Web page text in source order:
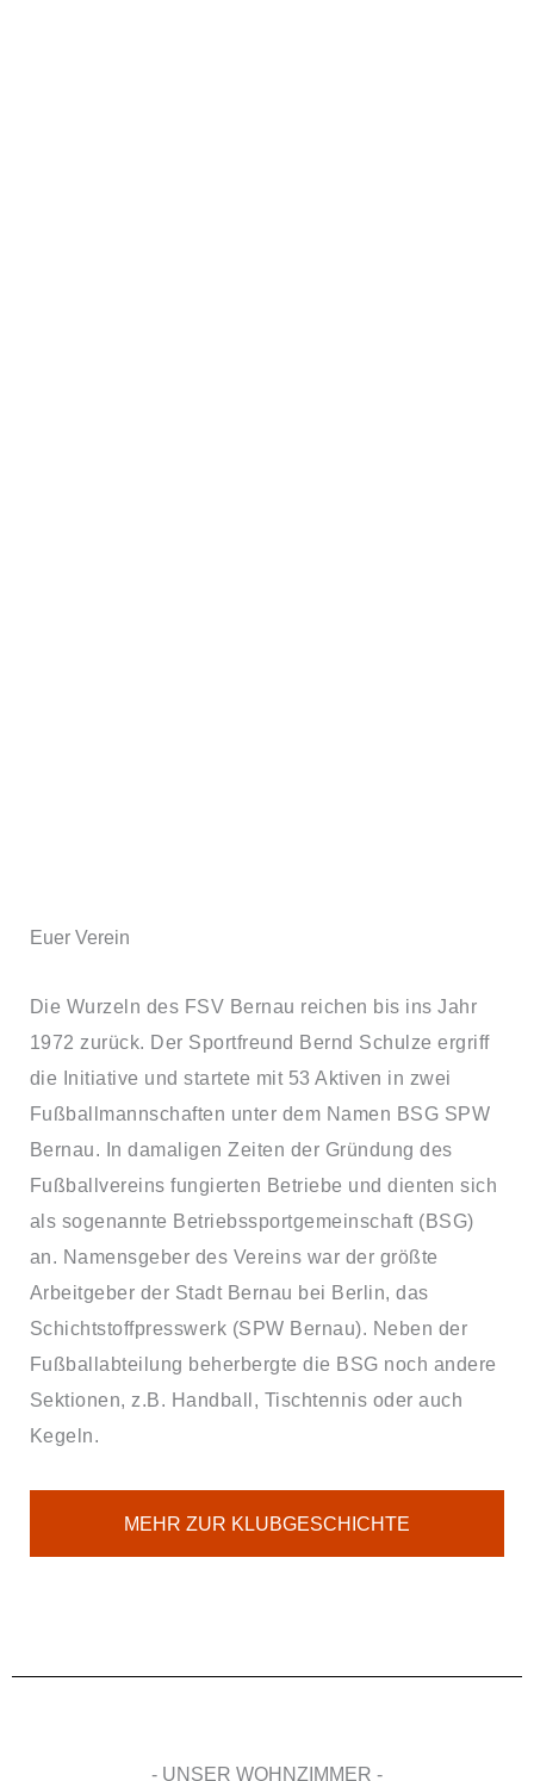
Euer Verein
Die Wurzeln des FSV Bernau reichen bis ins Jahr
1972 zurück. Der Sportfreund Bernd Schulze ergriff
die Initiative und startete mit 53 Aktiven in zwei
Fußballmannschaften unter dem Namen BSG SPW
Bernau. In damaligen Zeiten der Gründung des
Fußballvereins fungierten Betriebe und dienten sich
als sogenannte Betriebssportgemeinschaft (BSG)
an. Namensgeber des Vereins war der größte
Arbeitgeber der Stadt Bernau bei Berlin, das
Schichtstoffpresswerk (SPW Bernau). Neben der
Fußballabteilung beherbergte die BSG noch andere
Sektionen, z.B. Handball, Tischtennis oder auch
Kegeln.
MEHR ZUR KLUBGESCHICHTE
- UNSER WOHNZIMMER -